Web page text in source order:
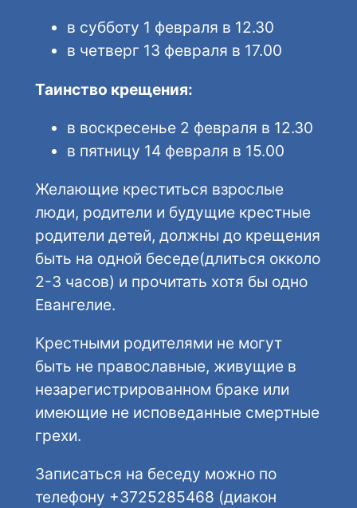
в субботу 1 февраля в 12.30
в четверг 13 февраля в 17.00
Таинство крещения:
в воскресенье 2 февраля в 12.30
в пятницу 14 февраля в 15.00
Желающие креститься взрослые
люди, родители и будущие крестные
родители детей, должны до крещения
быть на одной беседе(длиться окколо
2-3 часов) и прочитать хотя бы одно
Евангелие.
Крестными родителями не могут
быть не православные, живущие в
незарегистрированном браке или
имеющие не исповеданные смертные
грехи.
Записаться на беседу можно по
телефону +3725285468 (диакон